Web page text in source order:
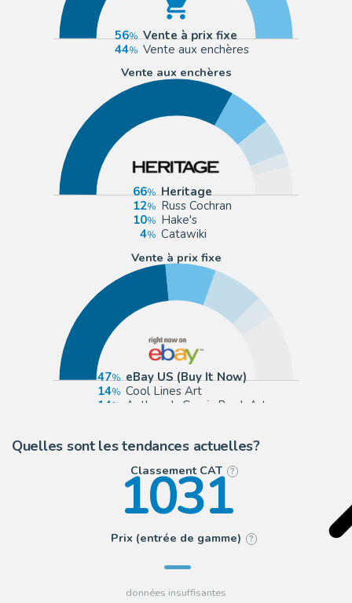
56
Vente à prix fixe
44
Vente aux enchères
Vente aux enchères
66
Heritage
12
Russ Cochran
10
Hake's
4
Catawiki
Vente à prix fixe
47
eBay US (Buy It Now)
14
Cool Lines Art
14
Anthony's Comic Book Art
Quelles sont les tendances actuelles?
Classement CAT ?
1031
Prix (entrée de gamme) ?